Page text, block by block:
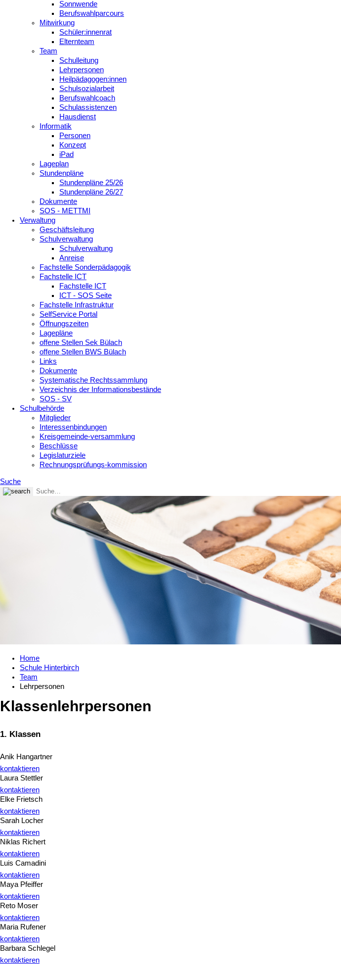
Sonnwende
Berufswahlparcours
Mitwirkung
Schüler:innenrat
Elternteam
Team
Schulleitung
Lehrpersonen
Heilpädagogen:innen
Schulsozialarbeit
Berufswahlcoach
Schulassistenzen
Hausdienst
Informatik
Personen
Konzept
iPad
Lageplan
Stundenpläne
Stundenpläne 25/26
Stundenpläne 26/27
Dokumente
SOS - METTMI
Verwaltung
Geschäftsleitung
Schulverwaltung
Schulverwaltung
Anreise
Fachstelle Sonderpädagogik
Fachstelle ICT
Fachstelle ICT
ICT - SOS Seite
Fachstelle Infrastruktur
SelfService Portal
Öffnungszeiten
Lagepläne
offene Stellen Sek Bülach
offene Stellen BWS Bülach
Links
Dokumente
Systematische Rechtssammlung
Verzeichnis der Informationsbestände
SOS - SV
Schulbehörde
Mitglieder
Interessenbindungen
Kreisgemeinde-versammlung
Beschlüsse
Legislaturziele
Rechnungsprüfungs-kommission
Suche
Home
Schule Hinterbirch
Team
Lehrpersonen
Klassenlehrpersonen
1. Klassen
Anik Hangartner
kontaktieren
Laura Stettler
kontaktieren
Elke Frietsch
kontaktieren
Sarah Locher
kontaktieren
Niklas Richert
kontaktieren
Luis Camadini
kontaktieren
Maya Pfeiffer
kontaktieren
Reto Moser
kontaktieren
Maria Rufener
kontaktieren
Barbara Schlegel
kontaktieren